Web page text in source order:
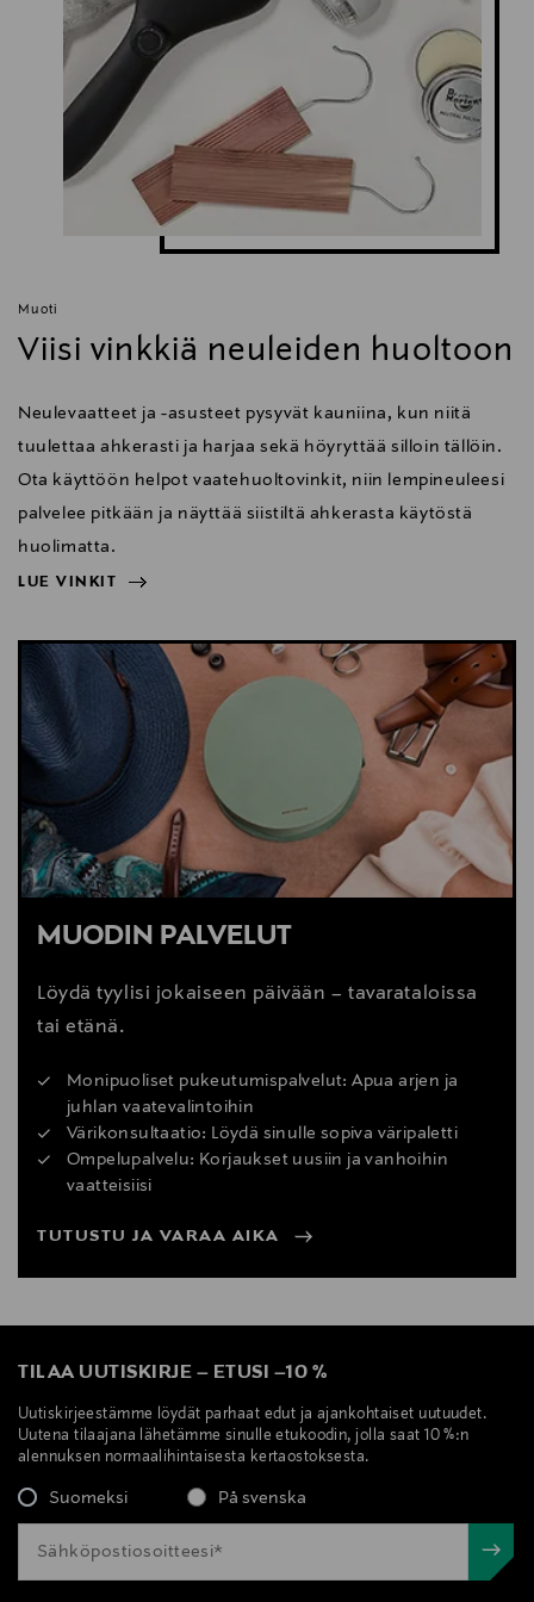
Muoti
Viisi vinkkiä neuleiden huoltoon
Neulevaatteet ja -asusteet pysyvät kauniina, kun niitä
tuulettaa ahkerasti ja harjaa sekä höyryttää silloin tällöin.
Ota käyttöön helpot vaatehuoltovinkit, niin lempineuleesi
palvelee pitkään ja näyttää siistiltä ahkerasta käytöstä
huolimatta.
LUE VINKIT
LUE VINKIT
MUODIN PALVELUT
Löydä tyylisi jokaiseen päivään – tavarataloissa
tai etänä.
Monipuoliset pukeutumispalvelut: Apua arjen ja
juhlan vaatevalintoihin
Värikonsultaatio: Löydä sinulle sopiva väripaletti
Ompelupalvelu: Korjaukset uusiin ja vanhoihin
vaatteisiisi
TUTUSTU JA VARAA AIKA
TILAA UUTISKIRJE – ETUSI –10 %
Uutiskirjeestämme löydät parhaat edut ja ajankohtaiset uutuudet.
Uutena tilaajana lähetämme sinulle etukoodin, jolla saat 10 %:n
alennuksen normaalihintaisesta kertaostoksesta.
Suomeksi På svenska